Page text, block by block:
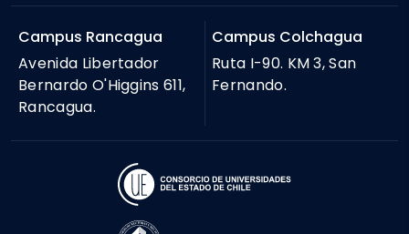
Campus Rancagua
Avenida Libertador
Bernardo O'Higgins 611,
Rancagua.
Campus Colchagua
Ruta I-90. KM 3, San
Fernando.